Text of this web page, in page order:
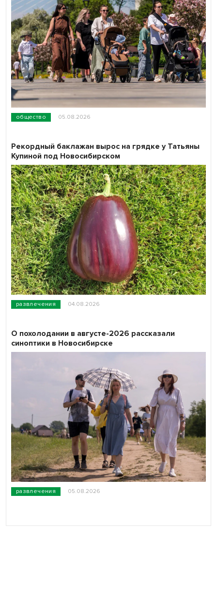
общество 05.08.2026
развлечения 04.08.2026
Рекордный баклажан вырос на грядке у Татьяны
Купиной под Новосибирском
развлечения 05.08.2026
О похолодании в августе-2026 рассказали
синоптики в Новосибирске